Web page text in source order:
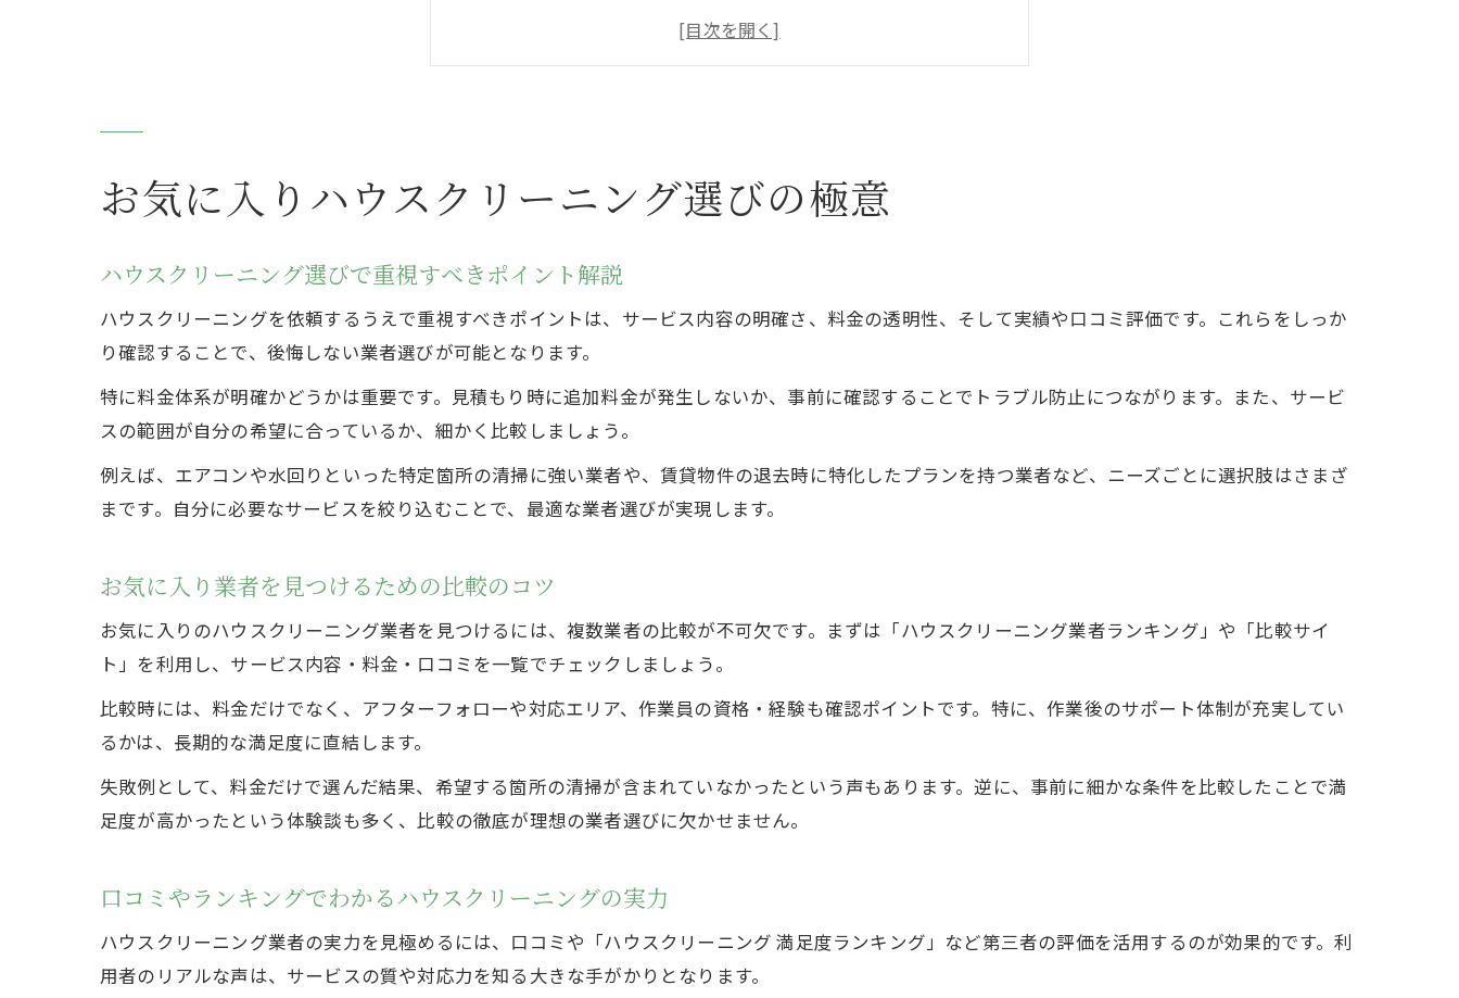
口コミやランキングでわかるハウスクリーニングの実力
信頼できるハウスクリーニング業者の見極め方
ハウスクリーニング体験談で満足度を事前チェック
満足度ランキングから理想の業者を探す方法
満足度アップに役立つハウスクリーニング比較法
ハウスクリーニング体験で気をつけたい注意点
理想の清潔生活を叶える業者比較術
ハウスクリーニング業者を効率よく比較する方法
比較サイト活用で理想のハウスクリーニング探し
業者ランキングと口コミで失敗しない比較術
ハウスクリーニング比較時の注目すべき項目
信頼できるハウスクリーニング探しのヒント
悪質なハウスクリーニング業者の見分け方
ハウスクリーニング選びで信頼性を重視する理由
口コミ評価で見抜く信頼できる業者の特徴
個人業者と法人業者の信頼性比較ポイント
ハウスクリーニング利用時の失敗しないポイント
依頼時にトラブルを防ぐハウスクリーニング対策
満足度アップに繋がる利用時のポイント紹介
ハウスクリーニングの失敗事例とその対策
お気に入りハウスクリーニング選びの極意
ハウスクリーニング選びで重視すべきポイント解説
ハウスクリーニングを依頼するうえで重視すべきポイントは、サービス内容の明確さ、料金の透明性、そして実績や口コミ評価です。これらをしっか
り確認することで、後悔しない業者選びが可能となります。
特に料金体系が明確かどうかは重要です。見積もり時に追加料金が発生しないか、事前に確認することでトラブル防止につながります。また、サービ
スの範囲が自分の希望に合っているか、細かく比較しましょう。
例えば、エアコンや水回りといった特定箇所の清掃に強い業者や、賃貸物件の退去時に特化したプランを持つ業者など、ニーズごとに選択肢はさまざ
まです。自分に必要なサービスを絞り込むことで、最適な業者選びが実現します。
お気に入り業者を見つけるための比較のコツ
お気に入りのハウスクリーニング業者を見つけるには、複数業者の比較が不可欠です。まずは「ハウスクリーニング業者ランキング」や「比較サイ
ト」を利用し、サービス内容・料金・口コミを一覧でチェックしましょう。
比較時には、料金だけでなく、アフターフォローや対応エリア、作業員の資格・経験も確認ポイントです。特に、作業後のサポート体制が充実してい
るかは、長期的な満足度に直結します。
失敗例として、料金だけで選んだ結果、希望する箇所の清掃が含まれていなかったという声もあります。逆に、事前に細かな条件を比較したことで満
足度が高かったという体験談も多く、比較の徹底が理想の業者選びに欠かせません。
口コミやランキングでわかるハウスクリーニングの実力
ハウスクリーニング業者の実力を見極めるには、口コミや「ハウスクリーニング 満足度ランキング」など第三者の評価を活用するのが効果的です。利
用者のリアルな声は、サービスの質や対応力を知る大きな手がかりとなります。